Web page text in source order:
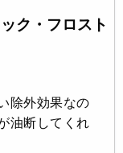
ク・フロスト
除外効果なの
油断してくれ